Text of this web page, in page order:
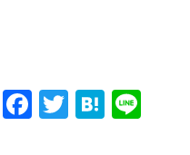
Facebook
TwitterHatena